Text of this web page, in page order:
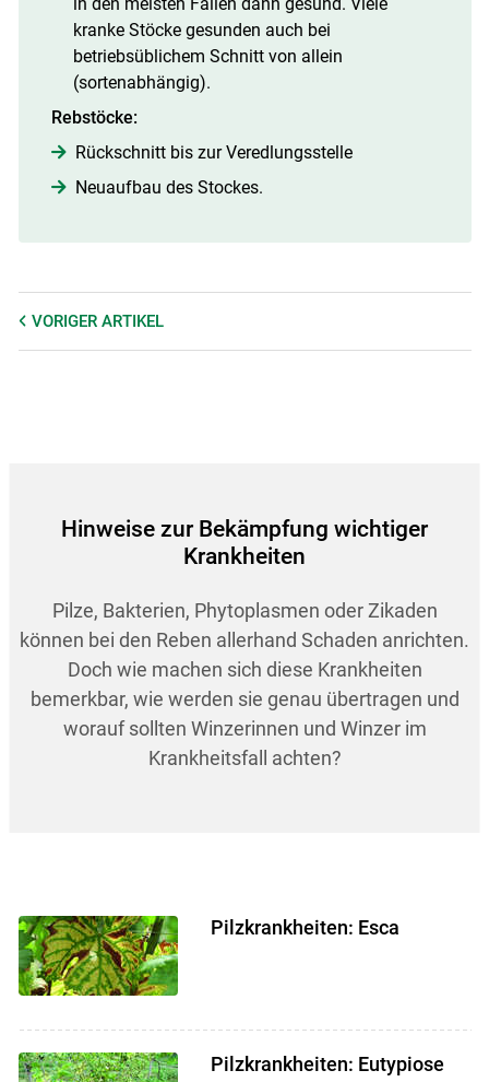
kranke Stöcke gesunden auch bei
betriebsüblichem Schnitt von allein
(sortenabhängig).
Rebstöcke:
Rückschnitt bis zur Veredlungsstelle
Neuaufbau des Stockes.
VORIGER ARTIKEL
Hinweise zur Bekämpfung wichtiger
Krankheiten
Pilze, Bakterien, Phytoplasmen oder Zikaden
können bei den Reben allerhand Schaden anrichten.
Doch wie machen sich diese Krankheiten
bemerkbar, wie werden sie genau übertragen und
worauf sollten Winzerinnen und Winzer im
Krankheitsfall achten?
Pilzkrankheiten: Esca
Pilzkrankheiten: Eutypiose